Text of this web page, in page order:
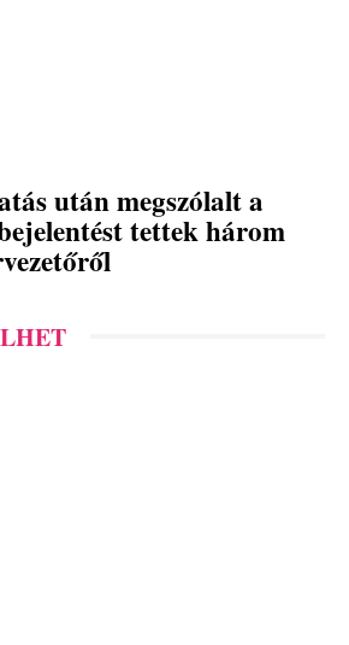
után megszólalt a
tettek három